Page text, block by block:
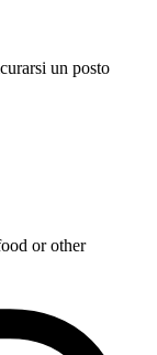
un posto
or other